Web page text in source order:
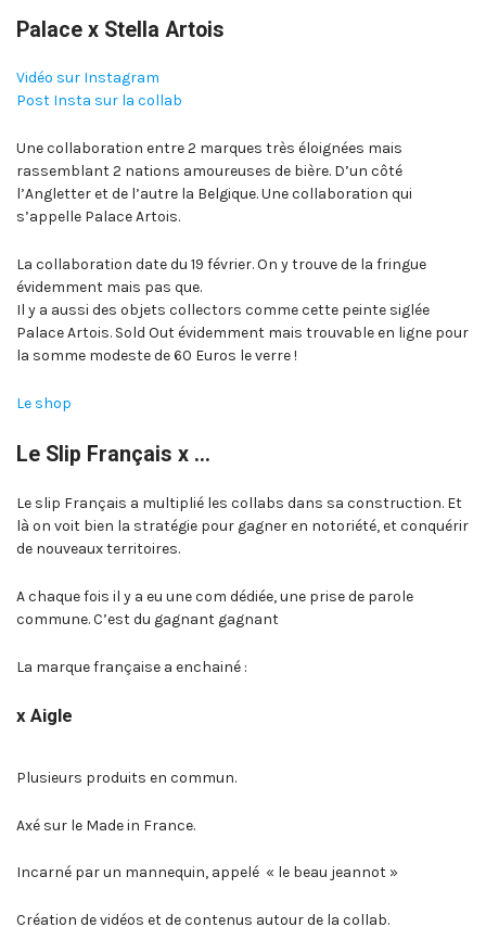
Palace x Stella Artois
Vidéo sur Instagram
Post Insta sur la collab
Une collaboration entre 2 marques très éloignées mais
rassemblant 2 nations amoureuses de bière. D’un côté
l’Angletter et de l’autre la Belgique. Une collaboration qui
s’appelle Palace Artois.
La collaboration date du 19 février. On y trouve de la fringue
évidemment mais pas que.
Il y a aussi des objets collectors comme cette peinte siglée
Palace Artois. Sold Out évidemment mais trouvable en ligne pour
la somme modeste de 60 Euros le verre !
Le shop
Le Slip Français x …
Le slip Français a multiplié les collabs dans sa construction. Et
là on voit bien la stratégie pour gagner en notoriété, et conquérir
de nouveaux territoires.
A chaque fois il y a eu une com dédiée, une prise de parole
commune. C’est du gagnant gagnant
La marque française a enchainé :
x Aigle
Plusieurs produits en commun.
Axé sur le Made in France.
Incarné par un mannequin, appelé « le beau jeannot »
Création de vidéos et de contenus autour de la collab.